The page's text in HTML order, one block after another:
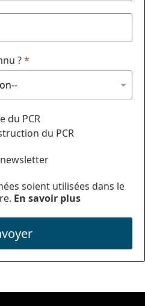
?*
du PCR
du PCR
soient utilisées dans le
En savoir plus